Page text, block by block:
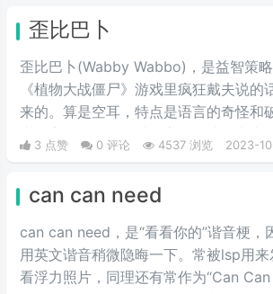
歪比巴卜
歪比巴卜(Wabby Wabbo)，是益智策
《植物大战僵尸》游戏里疯狂戴夫说的
来的。算是空耳，特点是语言的奇怪和
由数字、符号和繁琐的字母组成的文本
即理解它的意思。这个梗出圈是因为游
11年前的老游戏拉回了玩家的视野。 游
语“歪比歪比，歪比巴卜”（音译）也顺
玩家间的问候语。
3 点赞 0 评论 4537 浏览 2023-
can can need
can can need，是“看看你的”谐音梗，
用英文谐音稍微隐晦一下。常被lsp用
看浮力照片，同理还有常作为“Can